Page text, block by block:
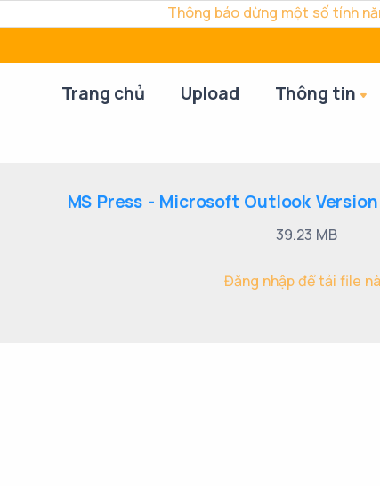
Thông báo dừng một số tính
Trang chủ Upload Thông tin
MS Press - Microsoft Outlook
39.23 MB
Đăng nhập để tải file